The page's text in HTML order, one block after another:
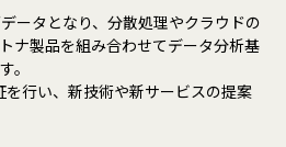
ータとなり、分散処理やクラウドの
ナ製品を組み合わせてデータ分析基
。
を行い、新技術や新サービスの提案